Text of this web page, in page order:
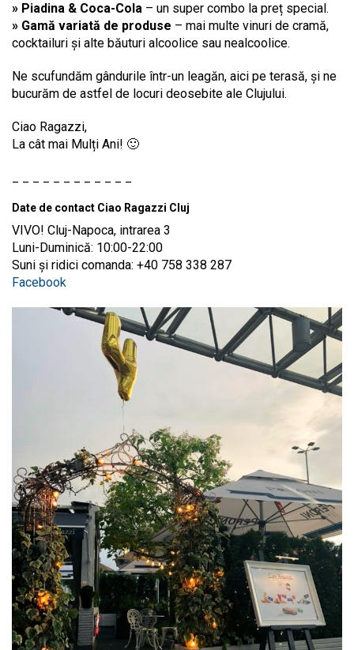
» Piadina & Coca-Cola – un super combo la preț special.
» Gamă variată de produse – mai multe vinuri de cramă,
cocktailuri și alte băuturi alcoolice sau nealcoolice.
Ne scufundăm gândurile într-un leagăn, aici pe terasă, și ne
bucurăm de astfel de locuri deosebite ale Clujului.
Ciao Ragazzi,
La cât mai Mulți Ani! 🙂
Date de contact Ciao Ragazzi Cluj
VIVO! Cluj-Napoca, intrarea 3
Luni-Duminică: 10:00-22:00
Suni și ridici comanda: +40 758 338 287
Facebook